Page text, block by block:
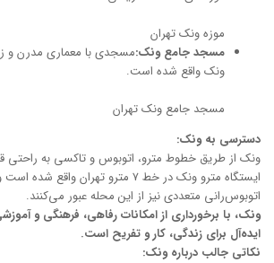
موزه ونک تهران
مسجد جامع ونک:مسجدی با معماری مدرن و
ونک واقع شده است.
مسجد جامع ونک تهران
دسترسی به ونک:
ونک از طریق خطوط مترو، اتوبوس و تاکسی به
ایستگاه مترو ونک در خط ۷ مترو تهران واقع
اتوبوس‌رانی متعددی نیز از این محله عبور می‌کنند.
ونک، با برخورداری از امکانات رفاهی، فرهنگی و
ایده‌آل برای زندگی، کار و تفریح است.
نکاتی جالب درباره ونک: